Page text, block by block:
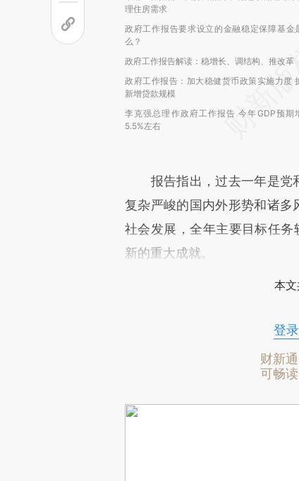
理住房需求
政府工作报告要求设立的金融稳定保障基金
么？
政府工作报告解读：稳增长、调结构、推改革
政府工作报告：加大稳健货币政策实施力度
新增贷款规模
李克强总理作政府工作报告 今年GDP预期
5.5%左右
报告指出，过去一年是党
复杂严峻的国内外形势和诸
社会发展，全年主要目标任务
新的重大成就。
本文
登录
财新
可畅